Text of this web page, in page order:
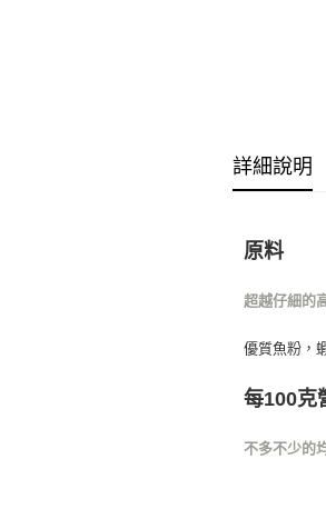
詳細說明
原料
超越仔細的
優質魚粉，
每100克
不多不少的